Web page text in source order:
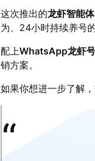
这次推出的龙虾智能体
为、24小时持续养号
配上WhatsApp龙虾号
销方案。
如果你想进一步了解